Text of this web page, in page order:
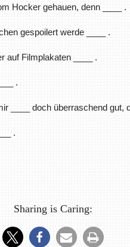
Hocker gehauen, denn ____ .
gespoilert werde ____ .
auf Filmplakaten ____ .
.
____ doch überraschend gut,
.
Sharing is Caring: